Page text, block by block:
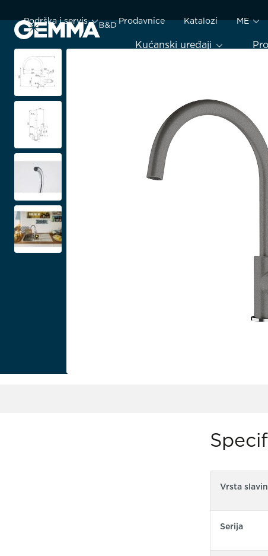
Kućanski uređaji
Podrška i servis Prodavnice Katalozi ME
Vrsta
Serija